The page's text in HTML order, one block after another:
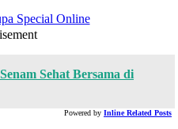
Sehat Bersama di
Powered by Inline Related Posts